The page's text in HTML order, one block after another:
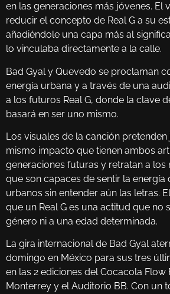
en las generaciones más jóvenes. El
reducir el concepto de Real G a su
añadiéndole una capa más al
lo vinculaba directamente a la calle.
Bad Gyal y Quevedo se proclaman
energía urbana y a través de una
a los futuros Real G, donde la clave
basará en ser uno mismo.
Los visuales de la canción
mismo impacto que tienen ambos
generaciones futuras y retratan a los
que son capaces de sentir la energía
urbanos sin entender aún las letras.
que un Real G es una actitud que no
género ni a una edad determinada.
La gira internacional de Bad Gyal
domingo en México para sus tres
en las 2 ediciones del Cocacola Flow
Monterrey y el Auditorio BB. Con un